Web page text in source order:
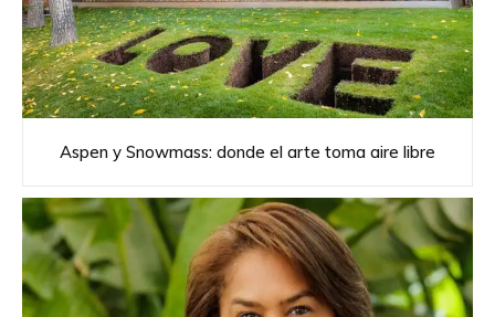
Aspen y Snowmass: donde el arte toma aire libre